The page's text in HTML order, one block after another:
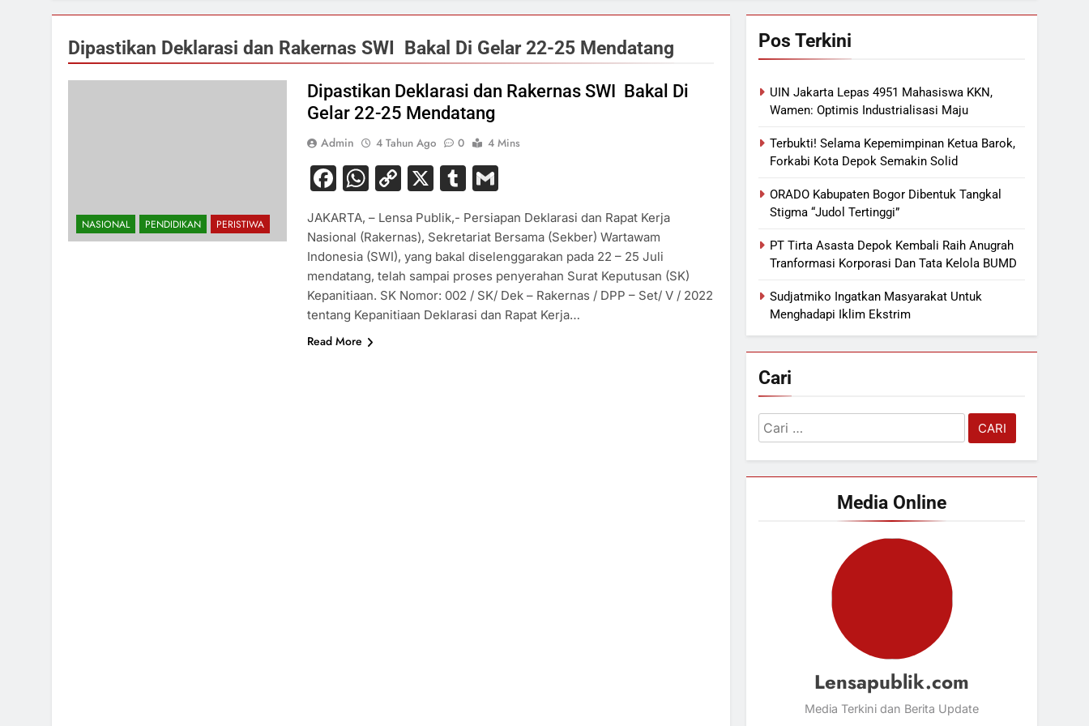
Dipastikan Deklarasi dan Rakernas SWI Bakal Di Gelar 22-25 Mendatang
NASIONAL PENDIDIKAN PERISTIWA
Dipastikan Deklarasi dan Rakernas SWI Bakal Di
Gelar 22-25 Mendatang
Admin 4 Tahun Ago 0 4 Mins
Facebook
WhatsApp
Copy
X Tumblr
JAKARTA, – Lensa Publik,- Persiapan Deklarasi dan Rapat Kerja
Nasional (Rakernas), Sekretariat Bersama (Sekber) Wartawam
Indonesia (SWI), yang bakal diselenggarakan pada 22 – 25 Juli
mendatang, telah sampai proses penyerahan Surat Keputusan (SK)
Kepanitiaan. SK Nomor: 002 / SK/ Dek – Rakernas / DPP – Set/ V / 2022
tentang Kepanitiaan Deklarasi dan Rapat Kerja…
Read More
Pos Terkini
UIN Jakarta Lepas 4951 Mahasiswa KKN,
Wamen: Optimis Industrialisasi Maju
Terbukti! Selama Kepemimpinan Ketua Barok,
Forkabi Kota Depok Semakin Solid
ORADO Kabupaten Bogor Dibentuk Tangkal
Stigma “Judol Tertinggi”
PT Tirta Asasta Depok Kembali Raih Anugrah
Tranformasi Korporasi Dan Tata Kelola BUMD
Sudjatmiko Ingatkan Masyarakat Untuk
Menghadapi Iklim Ekstrim
Cari
Cari
untuk:
Media Online
Lensapublik.com
Media Terkini dan Berita Update